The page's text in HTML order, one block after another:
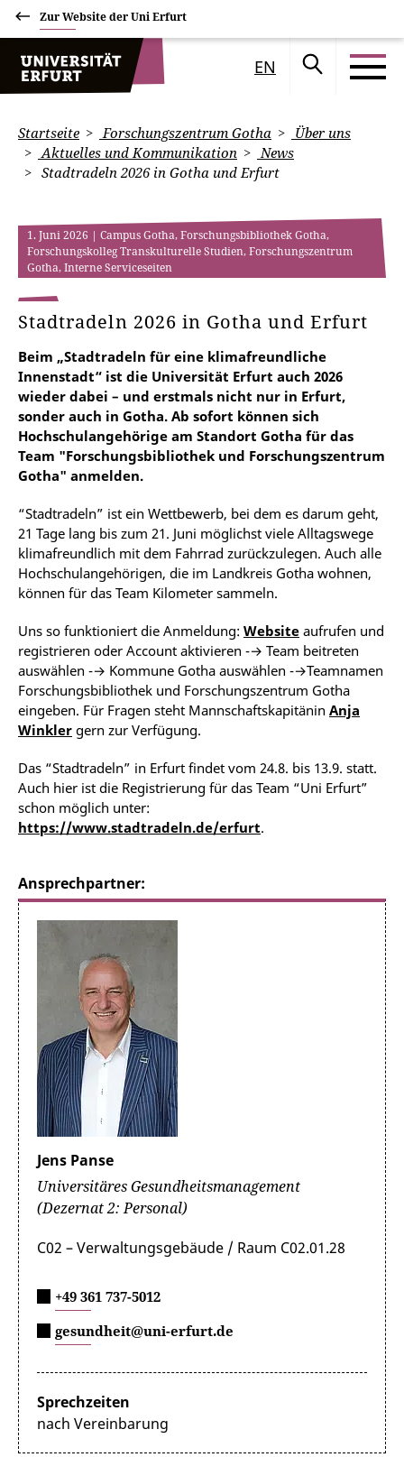
Zur Website der Uni Erfurt
EN
Startseite Forschungszentrum Gotha
Über uns
Aktuelles und Kommunikation
News
Stadtradeln 2026 in Gotha und Erfurt
1. Juni 2026 | Campus Gotha, Forschungsbibliothek Gotha,
Forschungskolleg Transkulturelle Studien, Forschungszentrum
Gotha, Interne Serviceseiten
Stadtradeln 2026 in Gotha und Erfurt
Beim „Stadtradeln für eine klimafreundliche
Innenstadt“ ist die Universität Erfurt auch 2026
wieder dabei – und erstmals nicht nur in Erfurt,
sonder auch in Gotha. Ab sofort können sich
Hochschulangehörige am Standort Gotha für das
Team "Forschungsbibliothek und Forschungszentrum
Gotha" anmelden.
“Stadtradeln” ist ein Wettbewerb, bei dem es darum geht,
21 Tage lang bis zum 21. Juni möglichst viele Alltagswege
klimafreundlich mit dem Fahrrad zurückzulegen. Auch alle
Hochschulangehörigen, die im Landkreis Gotha wohnen,
können für das Team Kilometer sammeln.
Uns so funktioniert die Anmeldung: Website aufrufen und
registrieren oder Account aktivieren -→ Team beitreten
auswählen -→ Kommune Gotha auswählen -→Teamnamen
Forschungsbibliothek und Forschungszentrum Gotha
eingeben. Für Fragen steht Mannschaftskapitänin Anja
Winkler gern zur Verfügung.
Das “Stadtradeln” in Erfurt findet vom 24.8. bis 13.9. statt.
Auch hier ist die Registrierung für das Team “Uni Erfurt”
schon möglich unter:
https://www.stadtradeln.de/erfurt.
Ansprechpartner:
Jens Panse
Universitäres Gesundheitsmanagement
(Dezernat 2: Personal)
C02 – Verwaltungsgebäude / Raum C02.01.28
+49 361 737-5012
gesundheit@uni-erfurt.de
Sprechzeiten
nach Vereinbarung